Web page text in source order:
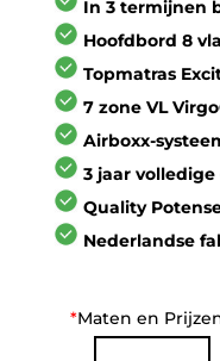
In 3 termijnen
Hoofdbord 8
Topmatras
7 zone VL
Airboxx-
3 jaar
Quality
Nederlandse
*Maten en